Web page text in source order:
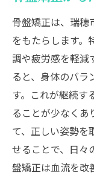
歪みの
骨盤の
専門家
歪みの
骨盤矯正で
骨盤矯
瑞穂市
住民が
骨盤矯正は、瑞穂
をもたらします。
調や疲労感を軽減
ると、身体のバラ
す。これが継続す
ることが少なくあ
て、正しい姿勢を
せることで、日々
盤矯正は血流を改